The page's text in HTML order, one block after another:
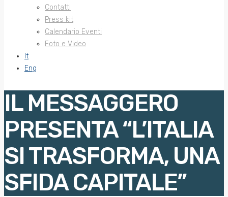
Contatti
Press kit
Calendario Eventi
Foto e Video
It
Eng
IL MESSAGGERO
PRESENTA “L’ITALIA
SI TRASFORMA, UNA
SFIDA CAPITALE”